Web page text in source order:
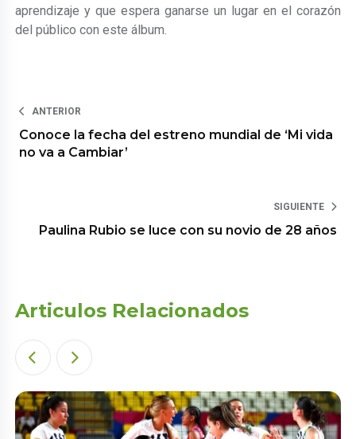
aprendizaje y que espera ganarse un lugar en el corazón
del público con este álbum.
ANTERIOR
Conoce la fecha del estreno mundial de ‘Mi vida
no va a Cambiar’
SIGUIENTE
Paulina Rubio se luce con su novio de 28 años
Articulos Relacionados